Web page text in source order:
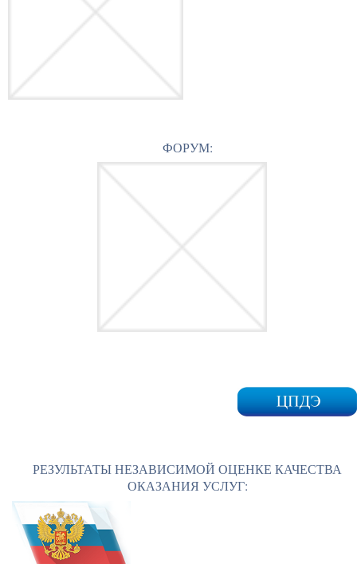
ФОРУМ:
РЕЗУЛЬТАТЫ НЕЗАВИСИМОЙ ОЦЕНКЕ КАЧЕСТВА
ОКАЗАНИЯ УСЛУГ: